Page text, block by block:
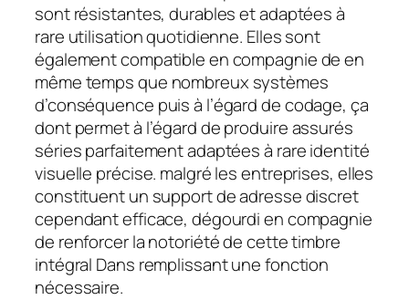
sont résistantes, durables et adaptées à
rare utilisation quotidienne. Elles sont
également compatible en compagnie de en
même temps que nombreux systèmes
d’conséquence puis à l’égard de codage, ça
dont permet à l’égard de produire assurés
séries parfaitement adaptées à rare identité
visuelle précise. malgré les entreprises, elles
constituent un support de adresse discret
cependant efficace, dégourdi en compagnie
de renforcer la notoriété de cette timbre
intégral Dans remplissant une fonction
nécessaire.